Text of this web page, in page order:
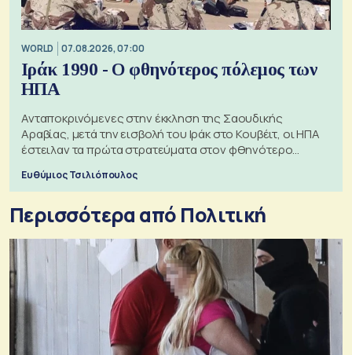
WORLD 07.08.2026, 07:00
Ιράκ 1990 - Ο φθηνότερος πόλεμος των
ΗΠΑ
Ανταποκρινόμενες στην έκκληση της Σαουδικής
Αραβίας, μετά την εισβολή του Ιράκ στο Κουβέιτ, οι ΗΠΑ
έστειλαν τα πρώτα στρατεύματα στον φθηνότερο
Ευθύμιος Τσιλιόπουλος
Περισσότερα από Πολιτική